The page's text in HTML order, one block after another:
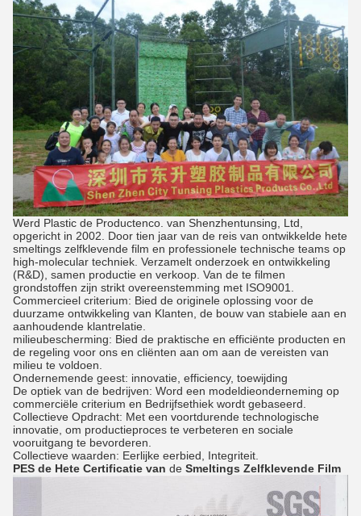
Werd Plastic de Productenco. van Shenzhentunsing, Ltd,
opgericht in 2002. Door tien jaar van de reis van ontwikkelde hete
smeltings zelfklevende film en professionele technische teams op
high-molecular techniek. Verzamelt onderzoek en ontwikkeling
(R&D), samen productie en verkoop. Van de te filmen
grondstoffen zijn strikt overeenstemming met ISO9001.
Commercieel criterium: Bied de originele oplossing voor de
duurzame ontwikkeling van Klanten, de bouw van stabiele aan en
aanhoudende klantrelatie.
milieubescherming: Bied de praktische en efficiënte producten en
de regeling voor ons en cliënten aan om aan de vereisten van
milieu te voldoen.
Ondernemende geest: innovatie, efficiency, toewijding
De optiek van de bedrijven: Word een modeldieonderneming op
commerciële criterium en Bedrijfsethiek wordt gebaseerd.
Collectieve Opdracht: Met een voortdurende technologische
innovatie, om productieproces te verbeteren en sociale
vooruitgang te bevorderen.
Collectieve waarden: Eerlijke eerbied, Integriteit.
PES de Hete Certificatie van de Smeltings Zelfklevende Film